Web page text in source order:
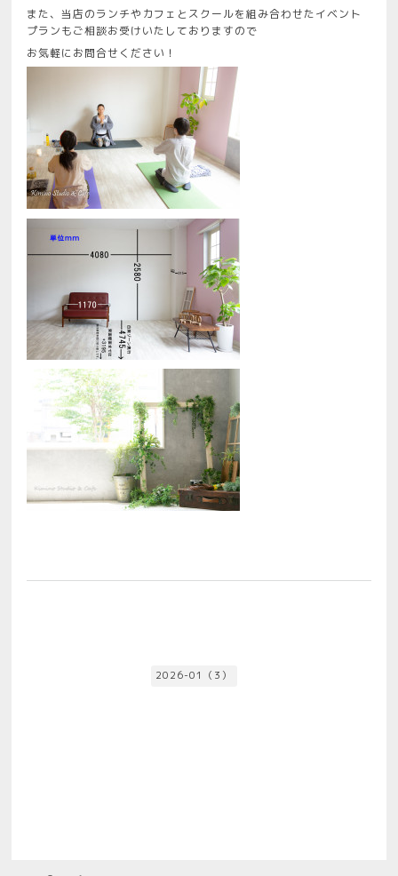
また、当店のランチやカフェとスクールを組み合わせたイベント
プランもご相談お受けいたしておりますので
お気軽にお問合せください！
2026-01（3）